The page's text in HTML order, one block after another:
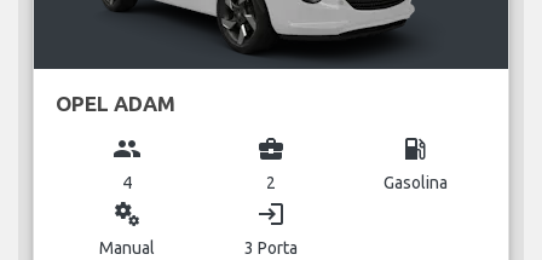
OPEL ADAM
group
4
business_center
2
local_gas_station
Gasolina
miscellaneous_services
Manual
login
3 Porta